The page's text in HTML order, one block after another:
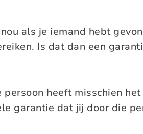
als je iemand hebt
Is dat dan een
persoon heeft misschien
garantie dat jij door die